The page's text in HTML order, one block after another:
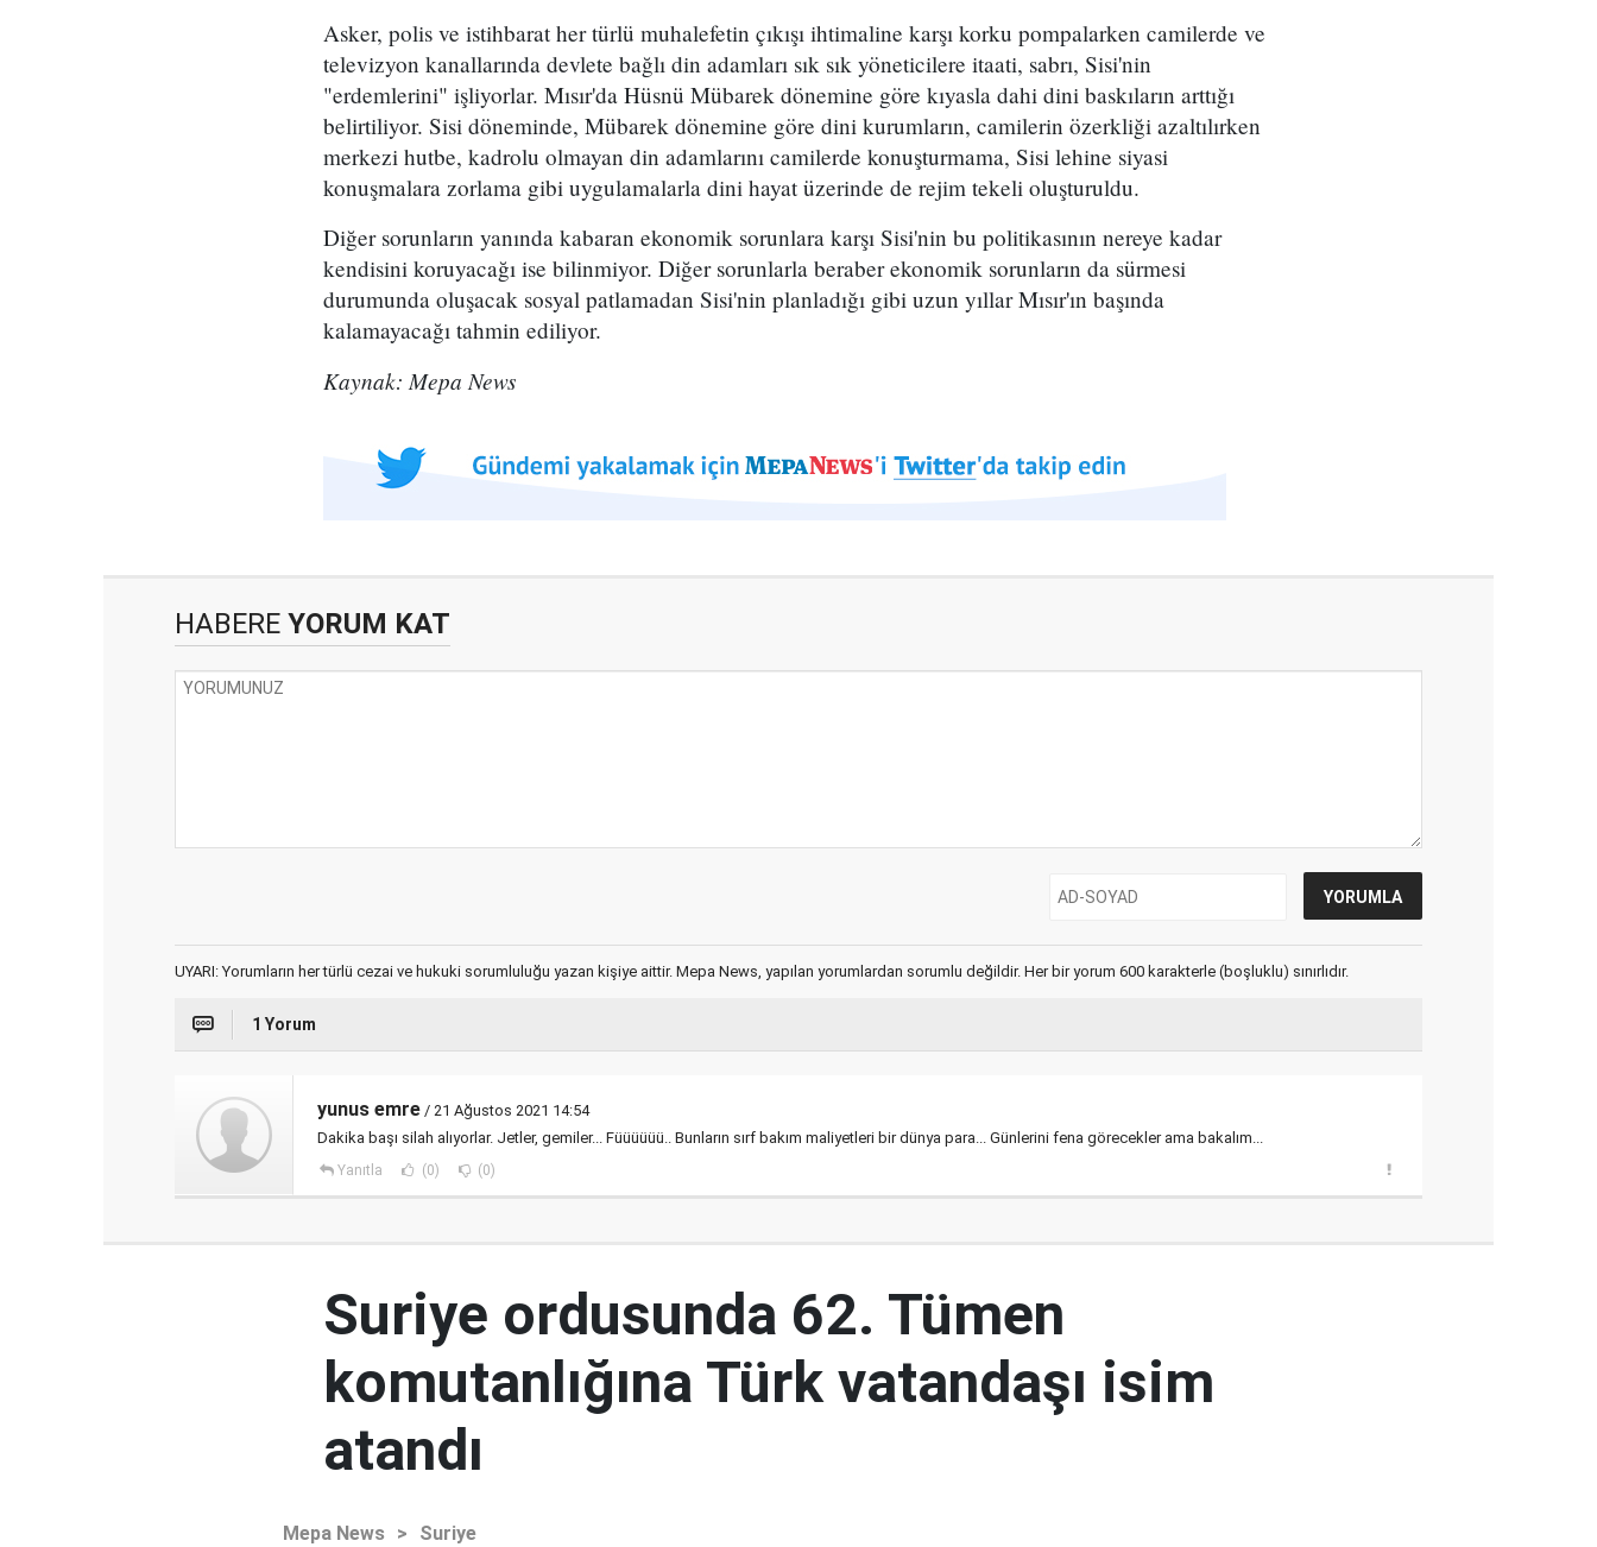
Asker, polis ve istihbarat her türlü muhalefetin çıkışı ihtimaline karşı korku pompalarken camilerde ve
televizyon kanallarında devlete bağlı din adamları sık sık yöneticilere itaati, sabrı, Sisi'nin
"erdemlerini" işliyorlar. Mısır'da Hüsnü Mübarek dönemine göre kıyasla dahi dini baskıların arttığı
belirtiliyor. Sisi döneminde, Mübarek dönemine göre dini kurumların, camilerin özerkliği azaltılırken
merkezi hutbe, kadrolu olmayan din adamlarını camilerde konuşturmama, Sisi lehine siyasi
konuşmalara zorlama gibi uygulamalarla dini hayat üzerinde de rejim tekeli oluşturuldu.
Diğer sorunların yanında kabaran ekonomik sorunlara karşı Sisi'nin bu politikasının nereye kadar
kendisini koruyacağı ise bilinmiyor. Diğer sorunlarla beraber ekonomik sorunların da sürmesi
durumunda oluşacak sosyal patlamadan Sisi'nin planladığı gibi uzun yıllar Mısır'ın başında
kalamayacağı tahmin ediliyor.
Kaynak: Mepa News
HABERE YORUM KAT
UYARI: Yorumların her türlü cezai ve hukuki sorumluluğu yazan kişiye aittir. Mepa News, yapılan yorumlardan sorumlu değildir. Her bir yorum 600 karakterle (boşluklu) sınırlıdır.
1 Yorum
yunus emre / 21 Ağustos 2021 14:54
Dakika başı silah alıyorlar. Jetler, gemiler... Füüüüüü.. Bunların sırf bakım maliyetleri bir dünya para... Günlerini fena görecekler ama bakalım...
Yanıtla (0) (0)
Suriye ordusunda 62. Tümen
komutanlığına Türk vatandaşı isim
atandı
Mepa News > Suriye